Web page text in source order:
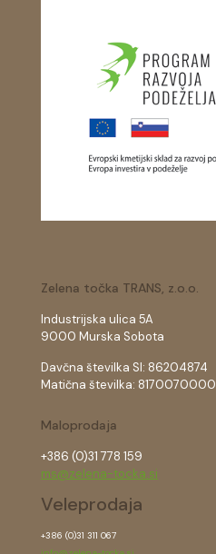
Zelena točka TRANS, z.o.o.
Industrijska ulica 5A
9000 Murska Sobota
Davčna številka SI: 86204874
Matična številka: 8170070000
Maloprodaja
+386 (0)31 778 159
ms@zelena-tocka.si
Veleprodaja
+386 (0)31 311 067